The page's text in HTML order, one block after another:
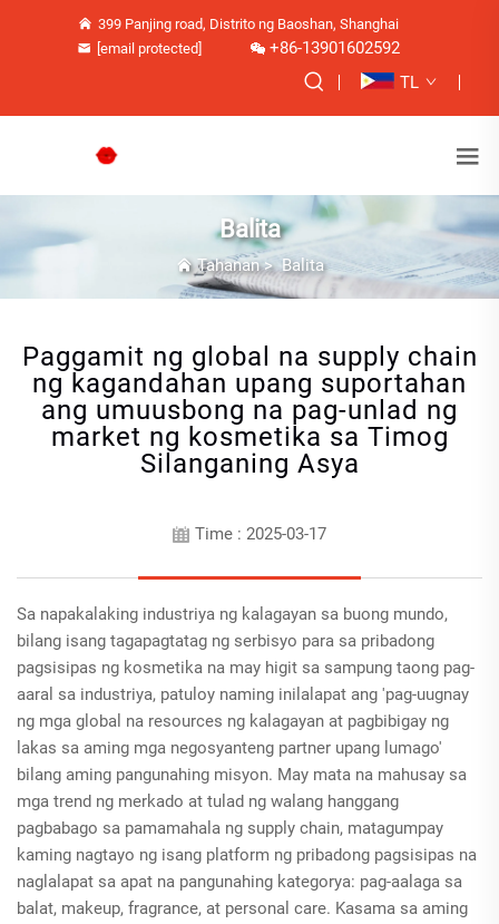
399 Panjing road, Distrito ng Baoshan, Shanghai
[email protected]
+86-13901602592
TL
Balita
Tahanan>Balita
Paggamit ng global na supply chain
ng kagandahan upang suportahan
ang umuusbong na pag-unlad ng
market ng kosmetika sa Timog
Silanganing Asya
Time : 2025-03-17
Sa napakalaking industriya ng kalagayan sa buong mundo,
bilang isang tagapagtatag ng serbisyo para sa pribadong
pagsisipas ng kosmetika na may higit sa sampung taong pag-
aaral sa industriya, patuloy naming inilalapat ang 'pag-uugnay
ng mga global na resources ng kalagayan at pagbibigay ng
lakas sa aming mga negosyanteng partner upang lumago'
bilang aming pangunahing misyon. May mata na mahusay sa
mga trend ng merkado at tulad ng walang hanggang
pagbabago sa pamamahala ng supply chain, matagumpay
kaming nagtayo ng isang platform ng pribadong pagsisipas na
naglalapat sa apat na pangunahing kategorya: pag-aalaga sa
balat, makeup, fragrance, at personal care. Kasama sa aming